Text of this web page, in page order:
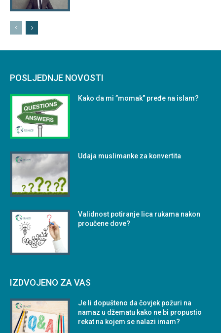
POSLJEDNJE NOVOSTI
Kako da mi ”momak” pređe na islam?
Udaja muslimanke za konvertita
Validnost potiranje lica rukama nakon
proučene dove?
IZDVOJENO ZA VAS
Je li dopušteno da čovjek požuri na
namaz u džematu kako ne bi propustio
rekat na kojem se nalazi imam?